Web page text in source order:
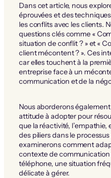
Dans cet article, nous
éprouvées et des
les conflits avec les clients.
questions clés comme «
situation de conflit ? » et «
client mécontent ? ». Ces
car elles touchent à la
entreprise face à un
communication et de la
Nous aborderons
attitude à adopter pour
que la réactivité,
des piliers dans le
examinerons comment
contexte de communication
téléphone, une situation
délicate à gérer.